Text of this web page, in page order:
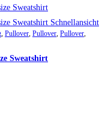
Schnellansicht
Pullover Pullover Pullover
Sweatshirt